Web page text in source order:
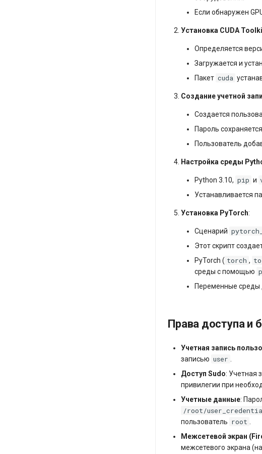
Если обнаружен
Установка CUDA
Определяется
Загружается и
Пакет cuda
Создание учетной
Создается
Пароль
Пользователь
Настройка среды
Python 3.10, pip и
Устанавливается
Установка PyTorch:
Сценарий
Этот скрипт
PyTorch ( torch ,
среды с помощью
Переменные среды
Права доступа и
Учетная запись
записью user
Доступ Sudo: Учетная
привилегии при
Учетные данные:
/root/
пользователь root
Межсетевой экран
межсетевого экрана